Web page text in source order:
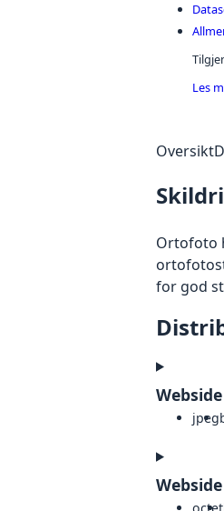
Les
Oversikt
Ortofoto
for god
Webside
jpeg
Webside